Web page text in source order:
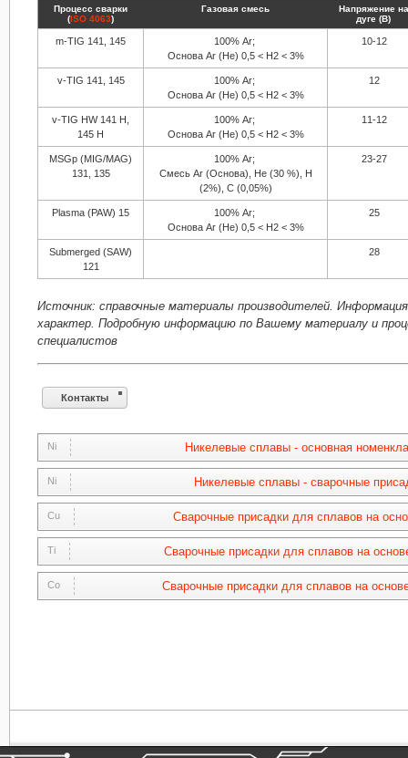
Процесс сварки
(ISO 4063)
Газовая смесь
Напряжение на
дуге (В)
m-TIG 141, 145
100% Ar;
Основа Ar (He) 0,5 < H2 < 3%
10-12
v-TIG 141, 145
100% Ar;
Основа Ar (He) 0,5 < H2 < 3%
12
v-TIG HW 141 H,
145 H
100% Ar;
Основа Ar (He) 0,5 < H2 < 3%
11-12
MSGp (MIG/MAG)
131, 135
100% Ar;
Смесь Ar (Основа), He (30 %), Н
(2%), С (0,05%)
23-27
Plasma (PAW) 15
100% Ar;
Основа Ar (He) 0,5 < H2 < 3%
25
Submerged (SAW)
121
28
Источник: справочные материалы производителей.
характер. Подробную информацию по Вашему материалу и процессу можно запросить у наших
специалистов
Контакты
Ni Никелевые сплавы - основная
Ni Никелевые сплавы - сварочные
Cu Сварочные присадки для сплавов на
Ti Сварочные присадки для сплавов на
Co Сварочные присадки для сплавов на